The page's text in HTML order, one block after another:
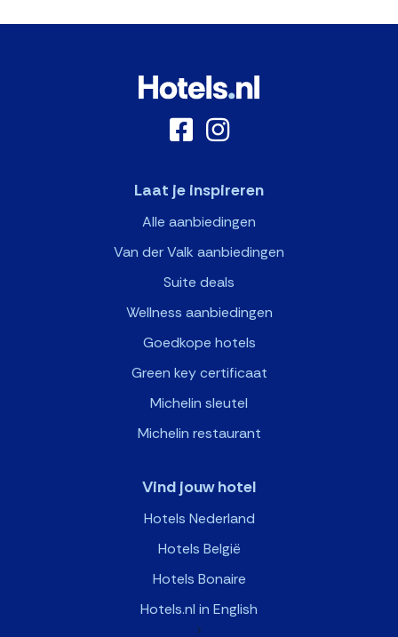
Laat je inspireren
Alle aanbiedingen
Van der Valk aanbiedingen
Suite deals
Wellness aanbiedingen
Goedkope hotels
Green key certificaat
Michelin sleutel
Michelin restaurant
Vind jouw hotel
Hotels Nederland
Hotels België
Hotels Bonaire
Hotels.nl in English
>